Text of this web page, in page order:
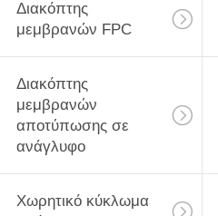
Διακόπτης
μεμβρανών FPC
Διακόπτης
μεμβρανών
αποτύπωσης σε
ανάγλυφο
Χωρητικό κύκλωμα